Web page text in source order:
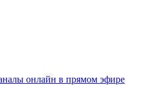
онлайн в прямом эфире